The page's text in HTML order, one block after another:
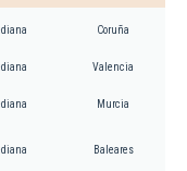
Coruña
Valencia
Murcia
Baleares